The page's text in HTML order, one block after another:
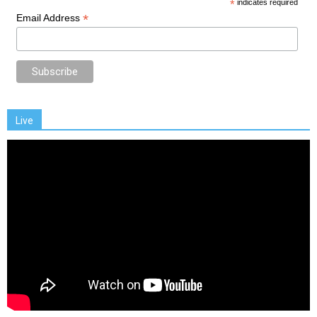
* indicates required
Email Address *
Live